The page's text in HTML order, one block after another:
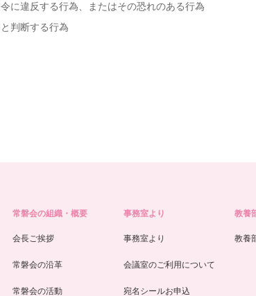
に違反する行為、またはその恐れのある行為
判断する行為
常磐会の組織・概要
会長ご挨拶
常磐会の沿革
常磐会の活動
事務室より
事務室より
会議室のご利用について
宛名シールお申込
教養
教養